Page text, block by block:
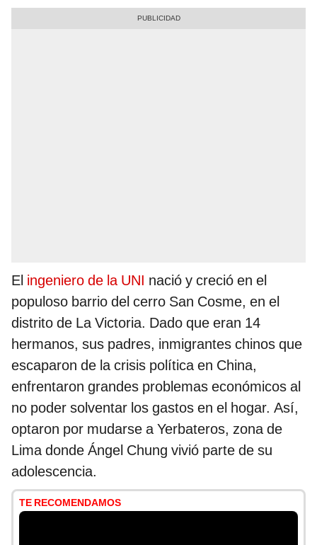
El ingeniero de la UNI nació y creció en el
populoso barrio del cerro San Cosme, en el
distrito de La Victoria. Dado que eran 14
hermanos, sus padres, inmigrantes chinos que
escaparon de la crisis política en China,
enfrentaron grandes problemas económicos al
no poder solventar los gastos en el hogar. Así,
optaron por mudarse a Yerbateros, zona de
Lima donde Ángel Chung vivió parte de su
adolescencia.
TE RECOMENDAMOS